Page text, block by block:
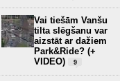
Vai tiešām Vanšu
tilta slēgšanu var
aizstāt ar dažiem
Park&Ride? (+
VIDEO)
9